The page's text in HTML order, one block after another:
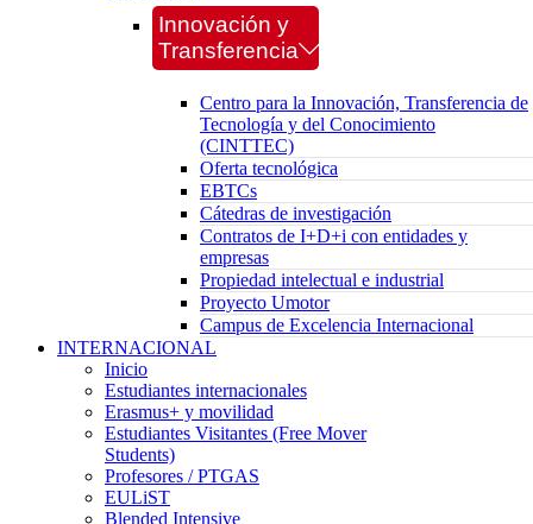
Innovación y
Transferencia
Centro para la Innovación, Transferencia de
Tecnología y del Conocimiento
(CINTTEC)
Oferta tecnológica
EBTCs
Cátedras de investigación
Contratos de I+D+i con entidades y
empresas
Propiedad intelectual e industrial
Proyecto Umotor
Campus de Excelencia Internacional
INTERNACIONAL
Inicio
Estudiantes internacionales
Erasmus+ y movilidad
Estudiantes Visitantes (Free Mover
Students)
Profesores / PTGAS
EULiST
Blended Intensive